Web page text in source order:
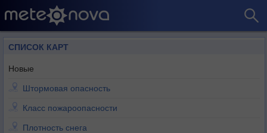
СПИСОК КАРТ
Новые
Штормовая опасность
Класс пожароопасности
Плотность снега